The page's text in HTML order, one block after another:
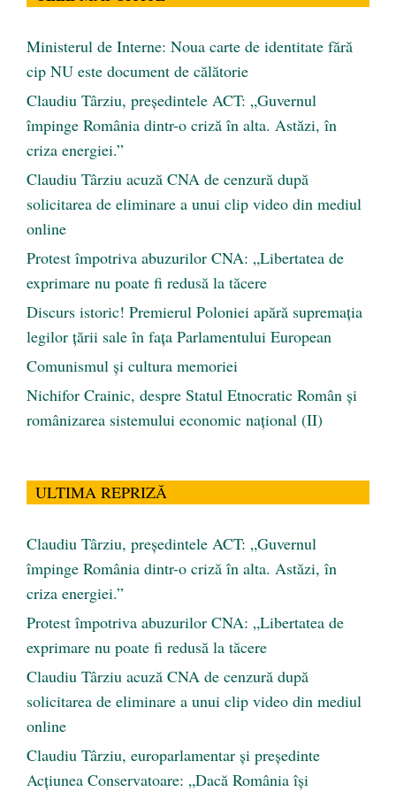
Ministerul de Interne: Noua carte de identitate fără
cip NU este document de călătorie
Claudiu Târziu, președintele ACT: „Guvernul
împinge România dintr-o criză în alta. Astăzi, în
criza energiei.”
Claudiu Târziu acuză CNA de cenzură după
solicitarea de eliminare a unui clip video din mediul
online
Protest împotriva abuzurilor CNA: „Libertatea de
exprimare nu poate fi redusă la tăcere
Discurs istoric! Premierul Poloniei apără supremația
legilor țării sale în fața Parlamentului European
Comunismul şi cultura memoriei
Nichifor Crainic, despre Statul Etnocratic Român şi
românizarea sistemului economic naţional (II)
ULTIMA REPRIZĂ
Claudiu Târziu, președintele ACT: „Guvernul
împinge România dintr-o criză în alta. Astăzi, în
criza energiei.”
Protest împotriva abuzurilor CNA: „Libertatea de
exprimare nu poate fi redusă la tăcere
Claudiu Târziu acuză CNA de cenzură după
solicitarea de eliminare a unui clip video din mediul
online
Claudiu Târziu, europarlamentar și președinte
Acțiunea Conservatoare: „Dacă România își